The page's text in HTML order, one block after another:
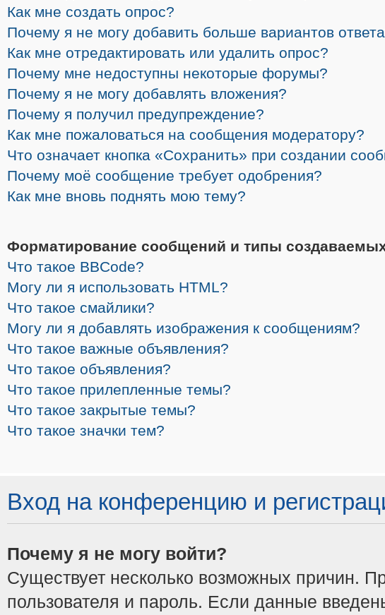
Как мне создать опрос?
Почему я не могу добавить больше вариантов
Как мне отредактировать или удалить опрос?
Почему мне недоступны некоторые форумы?
Почему я не могу добавлять вложения?
Почему я получил предупреждение?
Как мне пожаловаться на сообщения модератору?
Что означает кнопка «Сохранить» при создании
Почему моё сообщение требует одобрения?
Как мне вновь поднять мою тему?
Форматирование сообщений и типы
Что такое BBCode?
Могу ли я использовать HTML?
Что такое смайлики?
Могу ли я добавлять изображения к сообщениям?
Что такое важные объявления?
Что такое объявления?
Что такое прилепленные темы?
Что такое закрытые темы?
Что такое значки тем?
Вход на конференцию и
Почему я не могу войти?
Существует несколько возможных причин.
пользователя и пароль. Если данные